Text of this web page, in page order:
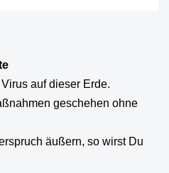
auf dieser Erde.
geschehen ohne
äußern, so wirst Du